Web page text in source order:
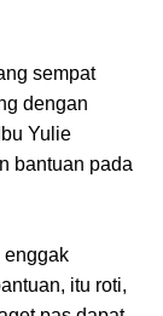
sempat
dengan
Yulie
bantuan pada
enggak
itu roti,